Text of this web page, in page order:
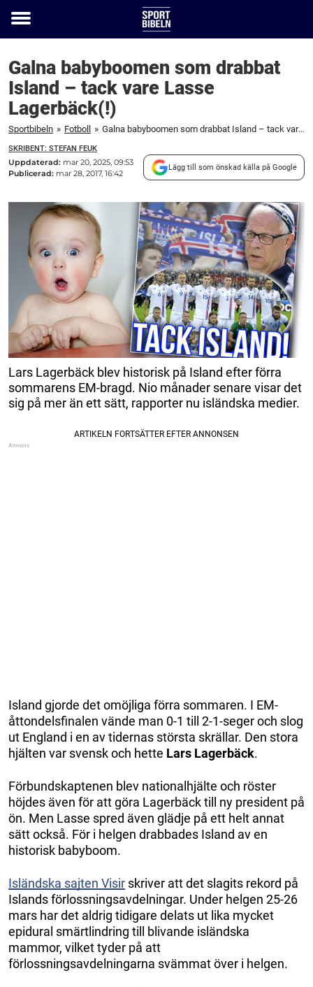
Toggle
Galna babyboomen som drabbat
Island – tack vare Lasse
Lagerbäck(!)
Sportbibeln » Fotboll » Galna babyboomen som drabbat Island – tack vare Lasse Lagerbäck(!)
SKRIBENT: STEFAN FEUK
Uppdaterad: mar 20, 2025, 09:53
Publicerad: mar 28, 2017, 16:42
Lägg till som önskad källa på Google
Lars Lagerbäck blev historisk på Island efter förra
sommarens EM-bragd. Nio månader senare visar det
sig på mer än ett sätt, rapporter nu isländska medier.
Island gjorde det omöjliga förra sommaren. I EM-
åttondelsfinalen vände man 0-1 till 2-1-seger och slog
ut England i en av tidernas största skrällar. Den stora
hjälten var svensk och hette Lars Lagerbäck.
Förbundskaptenen blev nationalhjälte och röster
höjdes även för att göra Lagerbäck till ny president på
ön. Men Lasse spred även glädje på ett helt annat
sätt också. För i helgen drabbades Island av en
historisk babyboom.
Isländska sajten Visir skriver att det slagits rekord på
Islands förlossningsavdelningar. Under helgen 25-26
mars har det aldrig tidigare delats ut lika mycket
epidural smärtlindring till blivande isländska
mammor, vilket tyder på att
förlossningsavdelningarna svämmat över i helgen.